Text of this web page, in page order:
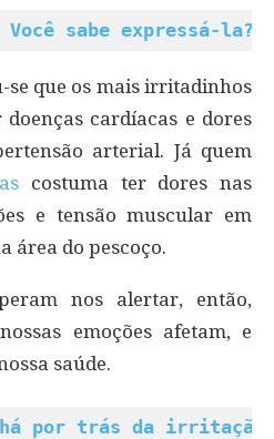
sabe expressá-la?
que os mais irritadinhos
cardíacas e dores
arterial. Já quem
costuma ter dores nas
e tensão muscular em
área do pescoço.
nos alertar, então,
emoções afetam, e
saúde.
há por trás da irritação